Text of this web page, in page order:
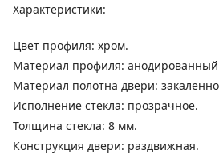
Характеристики:
Цвет профиля: хром.
Материал профиля:
Материал полотна двери:
Исполнение стекла: прозрачное.
Толщина стекла: 8 мм.
Конструкция двери: раздвижная.